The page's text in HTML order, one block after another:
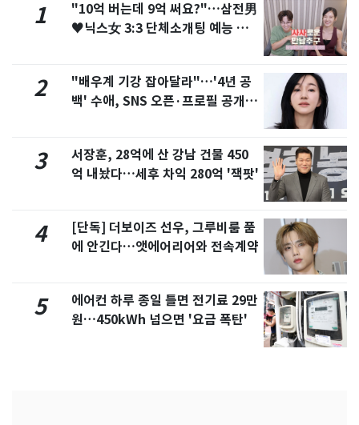
1
"10억 버는데 9억 써요?"…삼전男
♥닉스女 3:3 단체소개팅 예능 화
2
"배우계 기강 잡아달라"…'4년 공
백' 수애, SNS 오픈·프로필 공개
3
서장훈, 28억에 산 강남 건물 450
억 내놨다…세후 차익 280억 '잭팟'
4
[단독] 더보이즈 선우, 그루비룸 품
에 안긴다…앳에어리어와 전속계약
5
에어컨 하루 종일 틀면 전기료 29만
원…450kWh 넘으면 '요금 폭탄'